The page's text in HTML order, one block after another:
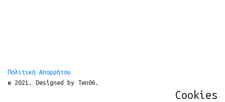
Πολιτική Απορρήτου
© 2021. Designed by Ten06.
Cookies